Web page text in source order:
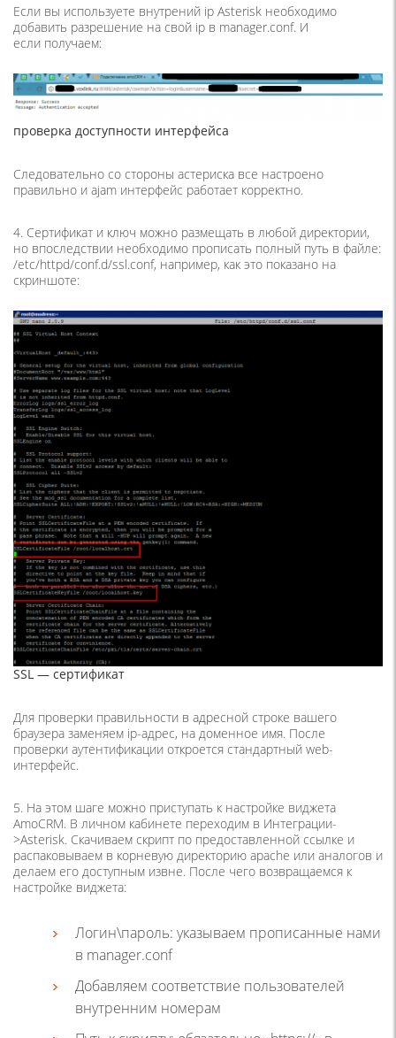
Если вы используете внутрений ip Asterisk необходимо
добавить разрешение на свой ip в manager.conf. И
если получаем:
проверка доступности интерфейса
Следовательно со стороны астериска все настроено
правильно и ajam интерфейс работает корректно.
4. Сертификат и ключ можно размещать в любой директории,
но впоследствии необходимо прописать полный путь в файле:
/etc/httpd/conf.d/ssl.conf, например, как это показано на
скриншоте:
SSL — сертификат
Для проверки правильности в адресной строке вашего
браузера заменяем ip-адрес, на доменное имя. После
проверки аутентификации откроется стандартный web-
интерфейс.
5. На этом шаге можно приступать к настройке виджета
AmoCRM. В личном кабинете переходим в Интеграции-
>Asterisk. Скачиваем скрипт по предоставленной ссылке и
распаковываем в корневую директорию apache или аналогов и
делаем его доступным извне. После чего возвращаемся к
настройке виджета:
Логин\пароль: указываем прописанные нами
в manager.conf
Добавляем соответствие пользователей
внутренним номерам